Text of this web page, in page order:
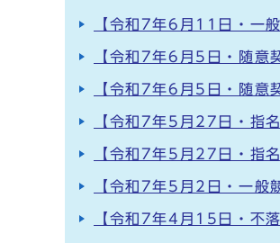
【令和7年6月11日・一
【令和7年6月5日・随
【令和7年6月5日・随
【令和7年5月27日・指
【令和7年5月27日・指
【令和7年5月2日・一般
【令和7年4月15日・不